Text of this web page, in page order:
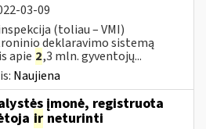
03-09
(toliau – VMI)
deklaravimo sistemą
apie 2,3 mln. gyventojų...
Naujiena
įmonė, registruota
ir neturinti